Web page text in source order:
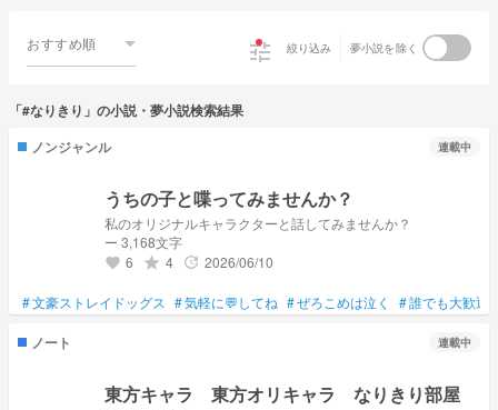
おすすめ順 tune 絞り込み 夢小説を除く
「#なりきり」の小説・夢小説検索結果
ノンジャンル
連載中
うちの子と喋ってみませんか？
私のオリジナルキャラクターと話してみませんか？
ー 3,168文字
favorite 6 grade 4 update 2026/06/10
#文豪ストレイドッグス #気軽に💬してね #ぜろこめは泣く #誰でも大歓迎
ノート 連載中
東方キャラ 東方オリキャラ なりきり部屋